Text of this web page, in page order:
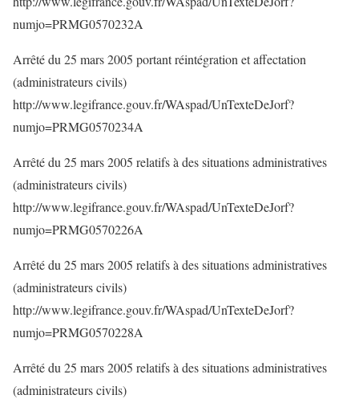
numjo=PRMG0570232A
Arrêté du 25 mars 2005 portant réintégration et affectation
(administrateurs civils)
http://www.legifrance.gouv.fr/WAspad/UnTexteDeJorf?
numjo=PRMG0570234A
Arrêté du 25 mars 2005 relatifs à des situations administratives
(administrateurs civils)
http://www.legifrance.gouv.fr/WAspad/UnTexteDeJorf?
numjo=PRMG0570226A
Arrêté du 25 mars 2005 relatifs à des situations administratives
(administrateurs civils)
http://www.legifrance.gouv.fr/WAspad/UnTexteDeJorf?
numjo=PRMG0570228A
Arrêté du 25 mars 2005 relatifs à des situations administratives
(administrateurs civils)